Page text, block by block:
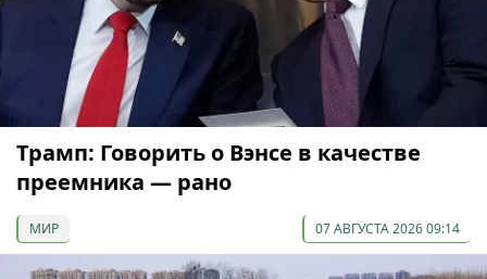
Трамп: Говорить о Вэнсе в качестве
преемника — рано
МИР 07 АВГУСТА 2026 09:14